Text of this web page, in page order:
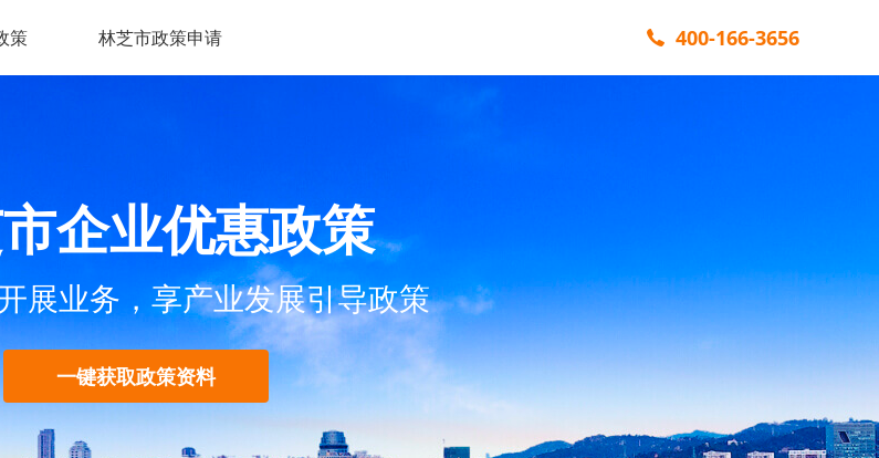
策 林芝市政策申请 400-166-3656
企业优惠政策
展业务，享产业发展引导政策
一键获取政策资料